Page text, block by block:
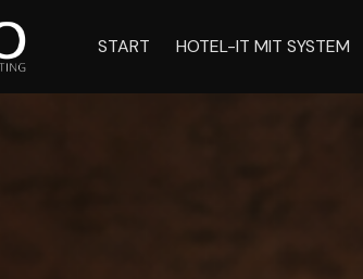
START HOTEL-IT MIT SYSTEM